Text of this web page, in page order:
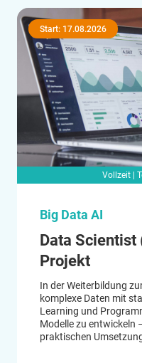
Start: 17.08.2026
Vollzeit |
Big Data AI
Data
Projekt
In der Weiterbildung
komplexe Daten mit
Learning und
Modelle zu entwickeln
praktischen